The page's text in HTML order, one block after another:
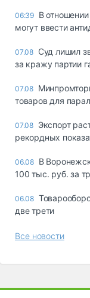
06:39 В
могут ввести
07.08 Суд лишил
за кражу партии
07.08
товаров для
07.08 Экспорт
рекордных
06.08 В
100 тыс. руб. за
06.08
две трети
Все новости